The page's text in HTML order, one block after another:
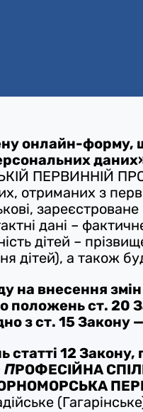
онлайн-форму,
ПЕРВИННІЙ
отриманих з
дані –
дітей –
дітей), а також
на внесення
положень ст. 20
з ст. 15 Закону
статті 12 Закону,
ПРОФЕСІЙНА